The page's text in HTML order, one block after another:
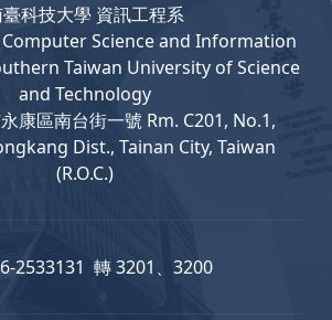
科技大學 資訊工程系
ComputerScience and Information
Taiwan University of Science
and Technology
康區南台街一號 Rm. C201, No.1,
Dist., Tainan City, Taiwan
(R.O.C.)
2533131 轉 3201、3200